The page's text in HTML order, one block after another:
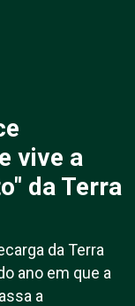
vive a
da Terra
da Terra
ano em que a
a